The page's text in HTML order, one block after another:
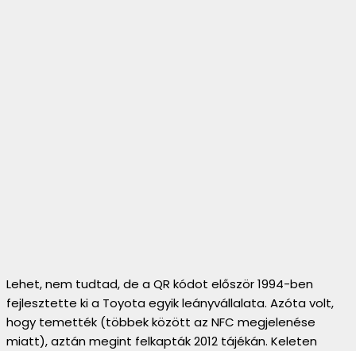
Lehet, nem tudtad, de a QR kódot először 1994-ben
fejlesztette ki a Toyota egyik leányvállalata. Azóta volt,
hogy temették (többek között az NFC megjelenése
miatt), aztán megint felkapták 2012 tájékán. Keleten